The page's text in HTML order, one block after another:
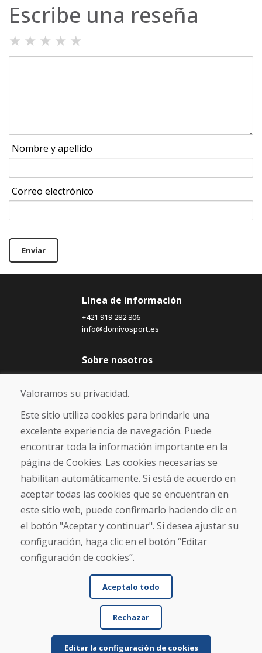
Escribe una reseña
★ ★ ★ ★ ★
Nombre y apellido
Correo electrónico
Enviar
Línea de información
+421 919 282 306
info@domivosport.es
Sobre nosotros
Blog
Sobre nosotros
Comercio
Contacto
Compra
Tienda electrónica
Envío y pago
NORMAS DE RECLAMACIÓN
Devolución y cambio de mercancías
Política de privacidad
Cookies
© DOMIVOSPORT 2026, reservados todos los derechos
Valoramos su privacidad.
Este sitio utiliza cookies para brindarle una
excelente experiencia de navegación. Puede
encontrar toda la información importante en la
página de Cookies. Las cookies necesarias se
habilitan automáticamente. Si está de acuerdo en
aceptar todas las cookies que se encuentran en
este sitio web, puede confirmarlo haciendo clic en
el botón "Aceptar y continuar". Si desea ajustar su
configuración, haga clic en el botón “Editar
configuración de cookies”.
Aceptalo todo
Rechazar
Editar la configuración de cookies